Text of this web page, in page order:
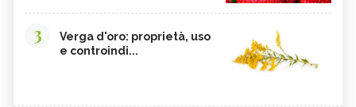
3
Verga d'oro: proprietà, uso
e controindi...